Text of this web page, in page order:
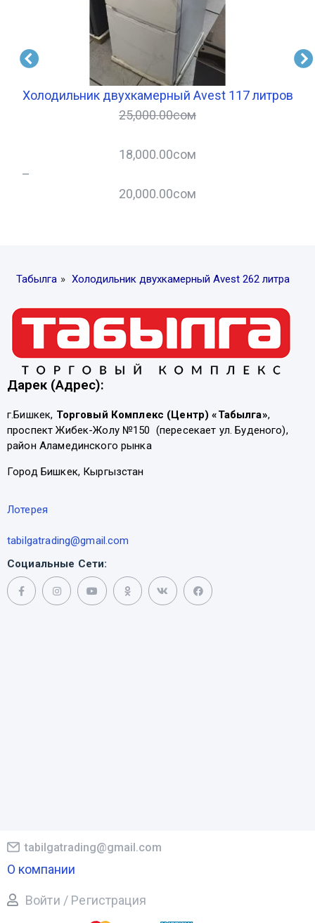
Холодильник двухкамерный Avest 117 литров
25,000.00сом
18,000.00сом
–
20,000.00сом
Табылга » Холодильник двухкамерный Avest 262 литра
Дарек (Адрес):
г.Бишкек, Торговый Комплекс (Центр) «Табылга»,
проспект Жибек-Жолу №150 (пересекает ул. Буденого),
район Аламединского рынка
Город Бишкек, Кыргызстан
Лотерея
tabilgatrading@gmail.com
Социальные Сети:
tabilgatrading@gmail.com
О компании
Войти / Регистрация